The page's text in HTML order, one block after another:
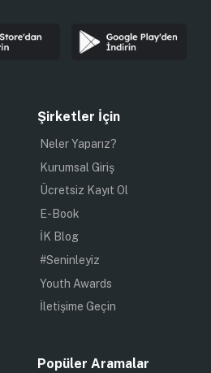
Şirketler İçin
Neler Yaparız?
Kurumsal Giriş
Ücretsiz Kayıt Ol
E-Book
İK Blog
#Seninleyiz
Youth Awards
İletişime Geçin
Popüler Aramalar